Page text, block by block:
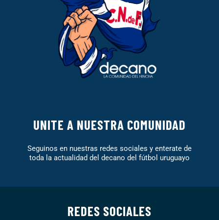
UNITE A NUESTRA COMUNIDAD
Seguinos en nuestras redes sociales y enterate de
toda la actualidad del decano del fútbol uruguayo
REDES SOCIALES